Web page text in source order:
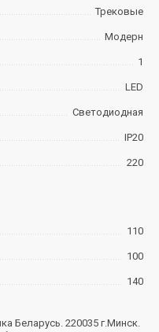
Трековые
Модерн
1
LED
Светодиодная
IP20
220
110
100
140
Беларусь. 220035 г.Минск.